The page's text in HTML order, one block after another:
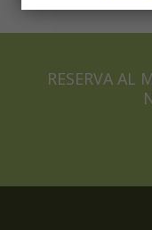
RESERVA AL